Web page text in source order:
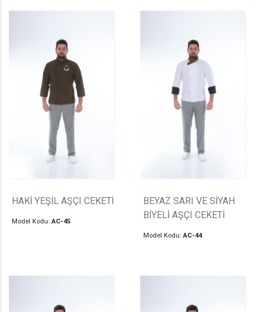
HAKİ YEŞİL AŞÇI CEKETİ
Model Kodu:AC-45
BEYAZ SARI VE SİYAH
BİYELİ AŞÇI CEKETİ
Model Kodu:AC-44